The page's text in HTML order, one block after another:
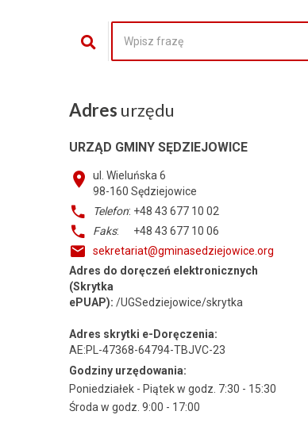
Adres urzędu
URZĄD GMINY SĘDZIEJOWICE
ul. Wieluńska 6
98-160 Sędziejowice
Telefon: +48 43 677 10 02
Faks: +48 43 677 10 06
sekretariat@gminasedziejowice.org
Adres do doręczeń elektronicznych
(Skrytka
ePUAP): /UGSedziejowice/skrytka
Adres skrytki e-Doręczenia:
AE:PL-47368-64794-TBJVC-23
Godziny urzędowania:
Poniedziałek - Piątek w godz. 7:30 - 15:30
Środa w godz. 9:00 - 17:00